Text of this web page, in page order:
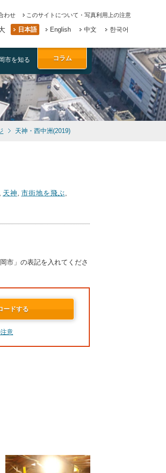
わせ このサイトについて・写真利用上の注意
日本語 English 中文 한국어
市を知る コラム
天神・西中洲(2019)
天神 市街地を飛ぶ
市」の表記を入れてくださ
ードする
意